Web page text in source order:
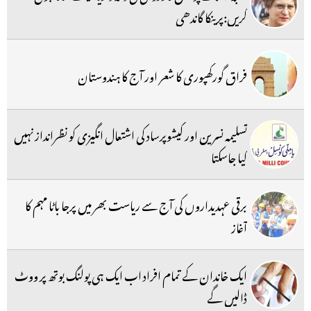
کریں:پرینکا گاندھی
فراق گورکھپوری کا شعر اور آج کا ہندوستان
تسلیمہ نسرین اور کیشوپرساد کی اشتعال انگیزی کو نظرانداز نہیں
کیا جاسکتا
برقی عہدیداروں کی آج سے ریاست بھر میں پرجا باٹا مہم کا
آغاز
ایک خاندان کے تمام افراد اب ایک ہی پولنگ بوتھ پر ووٹ
ڈالیں گے